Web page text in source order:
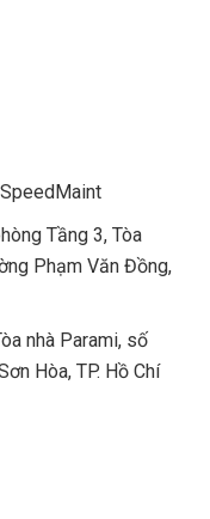
Tầng 3, Tòa
Phạm Văn Đồng,
nhà Parami, số
Hòa, TP. Hồ Chí